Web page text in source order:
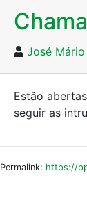
José
Estão
seguir as
Permalink: https://